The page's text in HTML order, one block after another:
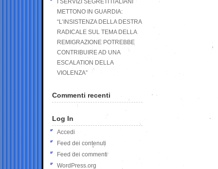
I SERVIZI SEGRETI ITALIANI
METTONO IN GUARDIA:
“L’INSISTENZA DELLA DESTRA
RADICALE SUL TEMA DELLA
REMIGRAZIONE POTREBBE
CONTRIBUIRE AD UNA
ESCALATION DELLA
VIOLENZA”
Commenti recenti
Log In
Accedi
Feed dei contenuti
Feed dei commenti
WordPress.org